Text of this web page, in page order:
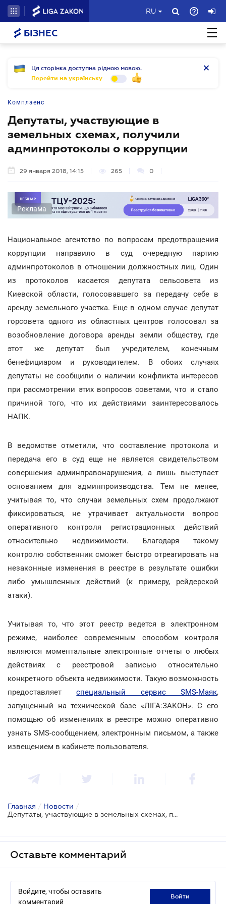
RU
БІЗНЕС
Ця сторінка доступна рідною мовою.
Перейти на українську
Комплаенс
Депутаты, участвующие в
земельных схемах, получили
админпротоколы о коррупции
29 января 2018, 14:15 265 0
Реклама
Национальное агентство по вопросам предотвращения
коррупции направило в суд очередную партию
админпротоколов в отношении должностных лиц. Один
из протоколов касается депутата сельсовета из
Киевской области, голосовавшего за передачу себе в
аренду земельного участка. Еще в одном случае депутат
горсовета одного из областных центров голосовал за
возобновление договора аренды земли обществу, где
этот же депутат был учредителем, конечным
бенефициаром и руководителем. В обоих случаях
депутаты не сообщили о наличии конфликта интересов
при рассмотрении этих вопросов советами, что и стало
причиной того, что их действиями заинтересовалось
НАПК.
В ведомстве отметили, что составление протокола и
передача его в суд еще не является свидетельством
совершения админправонарушения, а лишь выступает
основанием для админпроизводства. Тем не менее,
учитывая то, что случаи земельных схем продолжают
фиксироваться, не утрачивает актуальности вопрос
оперативного контроля регистрационных действий
относительно недвижимости. Благодаря такому
контролю собственник сможет быстро отреагировать на
незаконные изменения в реестре в результате ошибки
либо умышленных действий (к примеру, рейдерской
атаки).
Учитывая то, что этот реестр ведется в электронном
режиме, наиболее современным способом контроля
являются моментальные электронные отчеты о любых
действиях с реестровой записью относительно
конкретного объекта недвижимости. Такую возможность
предоставляетспециальный сервис SMS-Маяк,
запущенный на технической базе «ЛІГА:ЗАКОН». С его
помощью об изменениях в реестре можно оперативно
узнать SMS-сообщением, электронным письмом, а также
извещением в кабинете пользователя.
Главная / Новости /
Депутаты, участвующие в земельных схемах, получили админпротоколы о коррупции
Оставьте комментарий
Войдите, чтобы оставить
комментарий
войти